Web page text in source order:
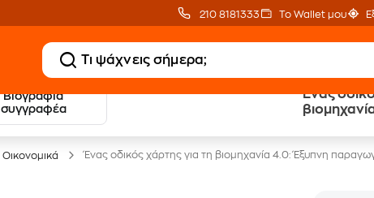
210 8181333 Το Wallet μου
Βιογραφία
συγγραφέα
Ένας
βιώσιμη
20 € Public επιστροφή
με Snappi
Δωρεάν Μεταφορικά
Οικονομικά Ένας οδικός χάρτης για τη βιομηχανία 4.0: Έξυπνη